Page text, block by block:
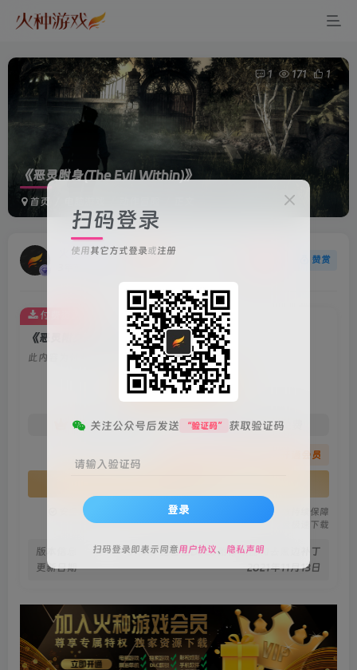
《恶灵附身(The Evil Within)》
首页
1 171 1
火种游戏 赞赏
《恶灵附身(The Evil Within)》
此内容为付费资源，请付费后查看
会员专属资源
火种黄金会员 免费 火种黑钻会员 免费
您暂无购买权限，请先开通会员
安全绿色无毒保障 永久免费稳定更新
资源有效持续保障
火种网盘极速下载
版本信息
v1.0.0 整合全DLCs 附修改器和去黑边补丁
更新日期
2021年11月13日
付费资源
扫码登录
使用其它方式登录或注册
关注公众号后发送 “验证码” 获取验证码
请输入验证码
登录
扫码登录即表示同意用户协议、 隐私声明